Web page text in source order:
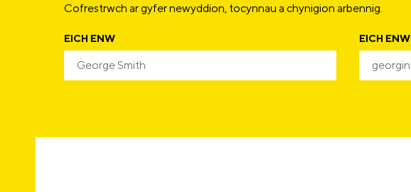
Cofrestrwch ar gyfer newyddion, tocynnau a chynigion arbennig.
EICH ENW EICH ENW